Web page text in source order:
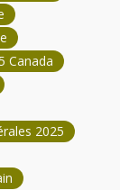
Canada
2025